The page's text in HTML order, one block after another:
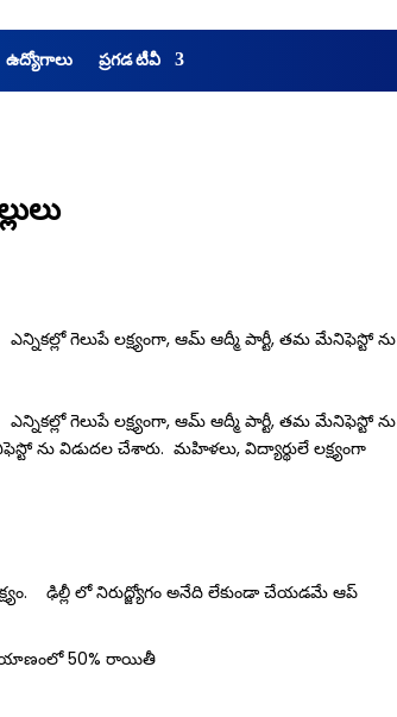
ఉద్యోగాలు ప్రగడ టీవీ
గెలుపే లక్ష్యంగా, ఆమ్ ఆద్మీ పార్టీ, తమ మేనిఫెస్టో ను
గెలుపే లక్ష్యంగా, ఆమ్ ఆద్మీ పార్టీ, తమ మేనిఫెస్టో ను
ను విడుదల చేశారు. మహిళలు, విద్యార్థులే లక్ష్యంగా
ఢిల్లీ లో నిరుద్జ్యోగం అనేది లేకుండా చేయడమే ఆప్
ప్రయాణంలో 50% రాయితీ